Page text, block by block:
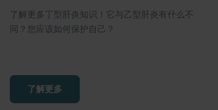
了解更多丁型肝炎知识！它与乙型肝炎有什么不
同？您应该如何保护自己？
了解更多